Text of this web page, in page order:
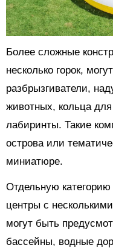
Более сложные
несколько горок,
разбрызгиватели,
животных, кольца
лабиринты. Такие
острова или
миниатюре.
Отдельную
центры с
могут быть
бассейны, водные